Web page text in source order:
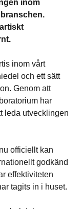
inom
inom vårt
och ett sätt
Genom att
har
leda utvecklingen
officiellt kan
godkänd
effektiviteten
tagits in i huset.